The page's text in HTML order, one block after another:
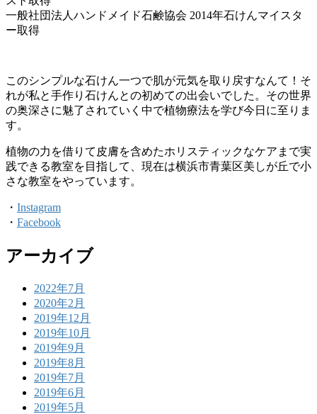
一般社団法人ハンドメイド石鹸協会 2014年石けんマイスタ
ー取得
このシンプルな石けん一つで肌が元気を取り戻すなんて！そ
れが私と手作り石けんとの初めての出会いでした。その世界
の奥深さに魅了されていく中で植物療法を学び今日に至りま
す。
植物の力を借りて皮膚を含めたホリスティックなケアまで実
践できる教室を目指して、現在は横浜市青葉区美しが丘で小
さな教室をやっています。
・ Instagram
・ Facebook
アーカイブ
2022年7月
2020年2月
2019年12月
2019年10月
2019年9月
2019年8月
2019年7月
2019年6月
2019年5月